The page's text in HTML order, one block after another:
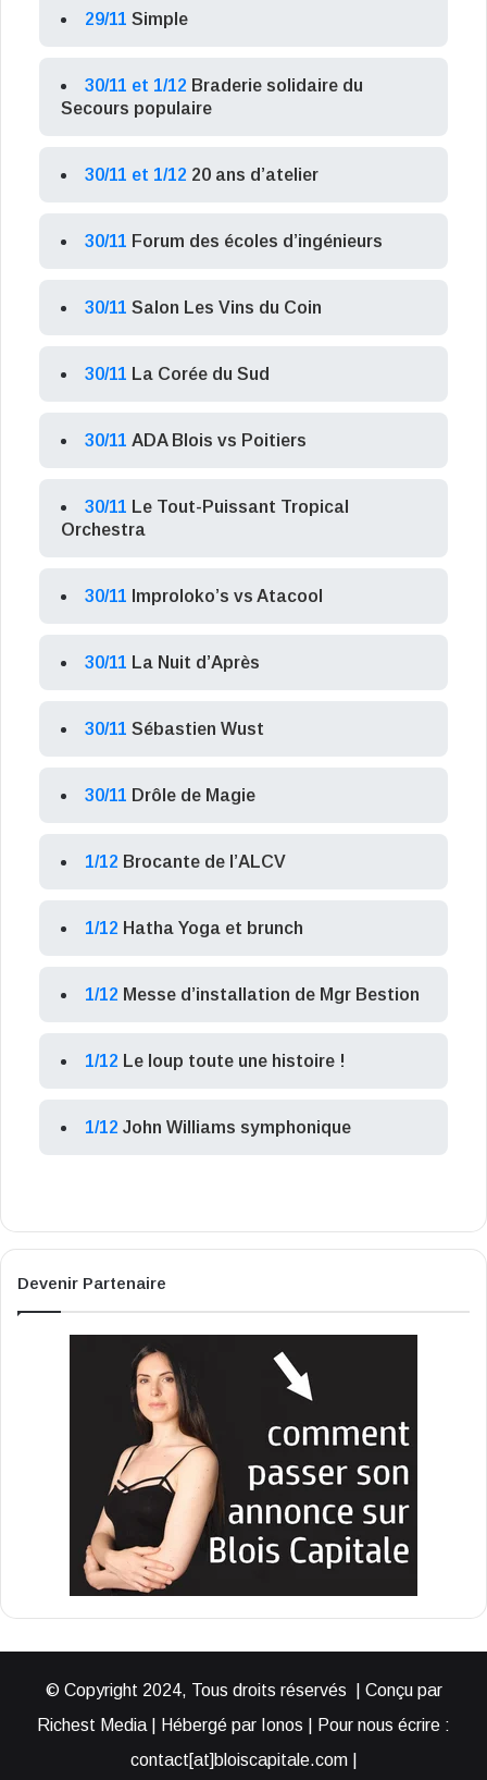
29/11 Simple
30/11 et 1/12 Braderie solidaire du
Secours populaire
30/11 et 1/12 20 ans d’atelier
30/11 Forum des écoles d’ingénieurs
30/11 Salon Les Vins du Coin
30/11 La Corée du Sud
30/11 ADA Blois vs Poitiers
30/11 Le Tout-Puissant Tropical
Orchestra
30/11 Improloko’s vs Atacool
30/11 La Nuit d’Après
30/11 Sébastien Wust
30/11 Drôle de Magie
1/12 Brocante de l’ALCV
1/12 Hatha Yoga et brunch
1/12 Messe d’installation de Mgr Bestion
1/12 Le loup toute une histoire !
1/12 John Williams symphonique
Devenir Partenaire
© Copyright 2024, Tous droits réservés | Conçu par
Richest Media | Hébergé par Ionos | Pour nous écrire :
contact[at]bloiscapitale.com |